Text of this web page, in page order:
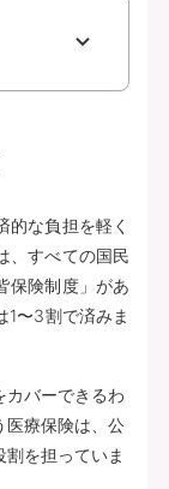
的な負担を軽く
、すべての国民
保険制度」があ
1〜3割で済みま
カバーできるわ
医療保険は、公
を担っていま